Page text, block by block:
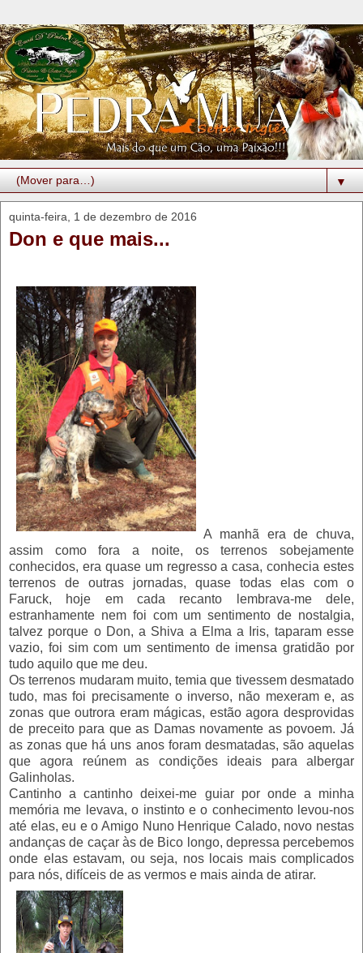
▼
quinta-feira, 1 de dezembro de 2016
Don e que mais...
A manhã era de chuva,
assim como fora a noite, os terrenos sobejamente
conhecidos, era quase um regresso a casa, conhecia estes
terrenos de outras jornadas, quase todas elas com o
Faruck, hoje em cada recanto lembrava-me dele,
estranhamente nem foi com um sentimento de nostalgia,
talvez porque o Don, a Shiva a Elma a Iris, taparam esse
vazio, foi sim com um sentimento de imensa gratidão por
tudo aquilo que me deu.
Os terrenos mudaram muito, temia que tivessem desmatado
tudo, mas foi precisamente o inverso, não mexeram e, as
zonas que outrora eram mágicas, estão agora desprovidas
de preceito para que as Damas novamente as povoem. Já
as zonas que há uns anos foram desmatadas, são aquelas
que agora reúnem as condições ideais para albergar
Galinholas.
Cantinho a cantinho deixei-me guiar por onde a minha
memória me levava, o instinto e o conhecimento levou-nos
até elas, eu e o Amigo Nuno Henrique Calado, novo nestas
andanças de caçar às de Bico longo, depressa percebemos
onde elas estavam, ou seja, nos locais mais complicados
para nós, difíceis de as vermos e mais ainda de atirar.